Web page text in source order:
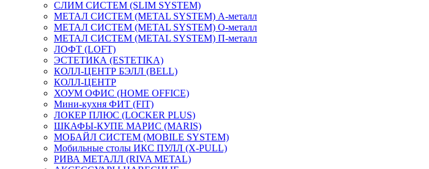
СЛИМ СИСТЕМ (SLIM SYSTEM)
МЕТАЛ СИСТЕМ (METAL SYSTEM) А-металл
МЕТАЛ СИСТЕМ (METAL SYSTEM) О-металл
МЕТАЛ СИСТЕМ (METAL SYSTEM) П-металл
ЛОФТ (LOFT)
ЭСТЕТИКА (ESTETIKA)
КОЛЛ-ЦЕНТР БЭЛЛ (BELL)
КОЛЛ-ЦЕНТР
ХОУМ ОФИС (HOME OFFICE)
Мини-кухня ФИТ (FIT)
ЛОКЕР ПЛЮС (LOCKER PLUS)
ШКАФЫ-КУПЕ МАРИС (MARIS)
МОБАЙЛ СИСТЕМ (MOBILE SYSTEM)
Мобильные столы ИКС ПУЛЛ (X-PULL)
РИВА МЕТАЛЛ (RIVA METAL)